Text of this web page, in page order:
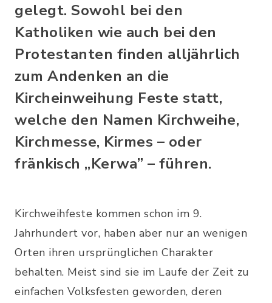
gelegt. Sowohl bei den
Katholiken wie auch bei den
Protestanten finden alljährlich
zum Andenken an die
Kircheinweihung Feste statt,
welche den Namen Kirchweihe,
Kirchmesse, Kirmes – oder
fränkisch „Kerwa” – führen.
Kirchweihfeste kommen schon im 9.
Jahrhundert vor, haben aber nur an wenigen
Orten ihren ursprünglichen Charakter
behalten. Meist sind sie im Laufe der Zeit zu
einfachen Volksfesten geworden, deren